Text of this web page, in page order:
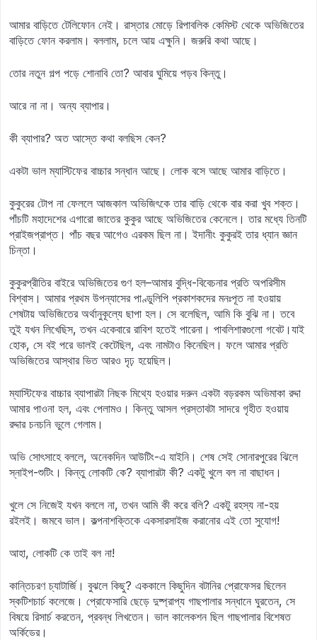
আমার বাড়িতে টেলিফোন নেই। রাস্তার মোড়ে রিপাবলিক কেমিস্ট থেকে অভিজিতের
বাড়িতে ফোন করলাম। বললাম, চলে আয় এক্ষুনি। জরুরি কথা আছে।
তোর নতুন গল্প পড়ে শোনাবি তো? আবার ঘুমিয়ে পড়ব কিন্তু।
আরে না না। অন্য ব্যাপার।
কী ব্যাপার? অত আস্তে কথা বলছিস কেন?
একটা ভাল ম্যাস্টিফের বাচ্চার সন্ধান আছে। লোক বসে আছে আমার বাড়িতে।
কুকুরের টোপ না ফেললে আজকাল অভিজিৎকে তার বাড়ি থেকে বার করা খুব শক্ত।
পাঁচটি মহাদেশের এগারো জাতের কুকুর আছে অভিজিতের কেনেলে। তার মধ্যে তিনটি
প্রাইজপ্রাপ্ত। পাঁচ বছর আগেও এরকম ছিল না। ইদানীং কুকুরই তার ধ্যান জ্ঞান
চিন্তা।
কুকুরপ্রীতির বাইরে অভিজিতের গুণ হল–আমার বুদ্ধি-বিবেচনার প্রতি অপরিসীম
বিশ্বাস। আমার প্রথম উপন্যাসের পাণ্ডুলিপি প্রকাশকদের মনঃপূত না হওয়ায়
শেষটায় অভিজিতের অর্থানুকূল্যে ছাপা হল। সে বলেছিল, আমি কি বুঝি না। তবে
তুই যখন লিখেছিস, তখন একেবারে রাবিশ হতেই পারেনা। পাবলিশারগুলো গবেট।যাই
হোক, সে বই পরে ভালই কেটেছিল, এবং নামটাও কিনেছিল। ফলে আমার প্রতি
অভিজিতের আস্থার ভিত আরও দৃঢ় হয়েছিল।
ম্যাস্টিফের বাচ্চার ব্যাপারটা নিছক মিথ্যে হওয়ার দরুন একটা বড়রকম অভিমাকা রদ্দা
আমার পাওনা হল, এবং পেলামও। কিন্তু আসল প্রস্তাবটা সাদরে গৃহীত হওয়ায়
রদ্দার চনচনি ভুলে গেলাম।
অভি সোৎসাহে বললে, অনেকদিন আউটিং-এ যাইনি। শেষ সেই সোনারপুরের ঝিলে
স্নাইপ-শুটিং। কিন্তু লোকটি কে? ব্যাপারটা কী? একটু খুলে বল না বাছাধন।
খুলে সে নিজেই যখন বললে না, তখন আমি কী করে বলি? একটু রহস্য না-হয়
রইলই। জমবে ভাল। কল্পনাশক্তিকে একসারসাইজ করানোর এই তো সুযোগ!
আহা, লোকটি কে তাই বল না!
কান্তিচরণ চ্যাটার্জি। বুঝলে কিছু? এককালে কিছুদিন বটানির প্রোফেসর ছিলেন
স্কটিশচার্চ কলেজে। প্রোফেসারি ছেড়ে দুষ্প্রাপ্য গাছপালার সন্ধানে ঘুরতেন, সে
বিষয়ে রিসার্চ করতেন, প্রবন্ধ লিখতেন। ভাল কালেকশন ছিল গাছপালার বিশেষত
অর্কিডের।